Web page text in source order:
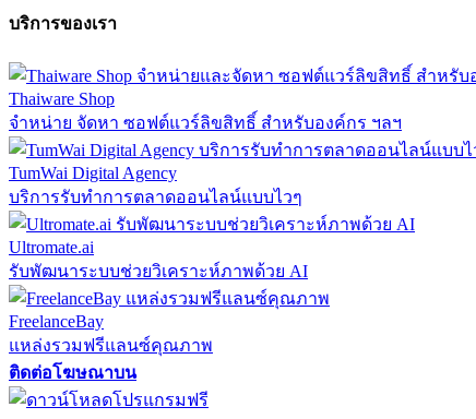
บริการของเรา
Thaiware Shop
จำหน่าย จัดหา ซอฟต์แวร์ลิขสิทธิ์ สำหรับองค์กร ฯลฯ
TumWai Digital Agency
บริการรับทำการตลาดออนไลน์แบบไวๆ
Ultromate.ai
รับพัฒนาระบบช่วยวิเคราะห์ภาพด้วย AI
FreelanceBay
แหล่งรวมฟรีแลนซ์คุณภาพ
ติดต่อโฆษณาบน